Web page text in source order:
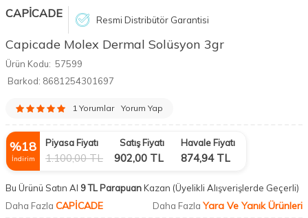
CAPİCADE Resmi Distribütör Garantisi
Capicade Molex Dermal Solüsyon 3gr
Ürün Kodu: 57599
Barkod: 8681254301697
1 Yorumlar Yorum Yap
%18
İndirim
Piyasa Fiyatı
1.100,00TL
Satış Fiyatı
902,00 TL
Havale Fiyatı
874,94TL
Bu Ürünü Satın Al 9 TL ParapuanKazan (Üyelikli Alışverişlerde Geçerli)
Daha Fazla CAPİCADE Daha Fazla Yara Ve Yanık Ürünleri